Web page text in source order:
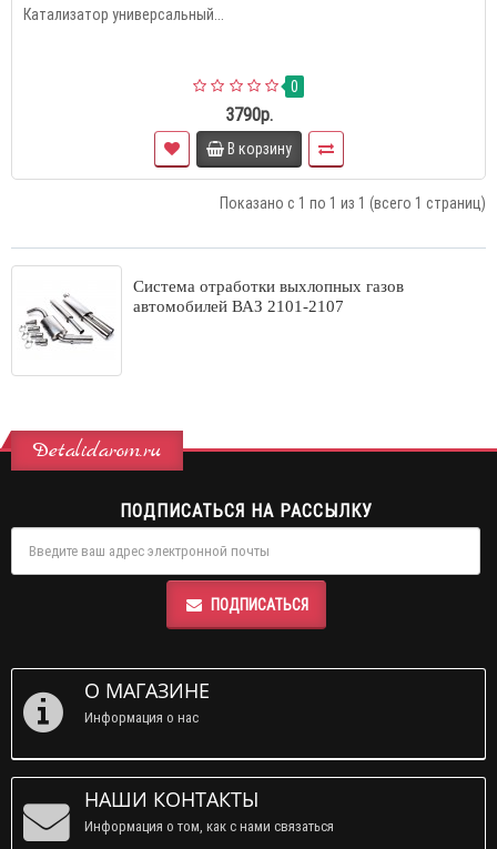
Катализатор универсальный...
0
3790р.
В корзину
Показано с 1 по 1 из 1 (всего 1 страниц)
Система отработки выхлопных газов
автомобилей ВАЗ 2101-2107
Detalidarom.ru
ПОДПИСАТЬСЯ НА РАССЫЛКУ
ПОДПИСАТЬСЯ
О МАГАЗИНЕ
Информация о нас
НАШИ КОНТАКТЫ
Информация о том, как с нами связаться